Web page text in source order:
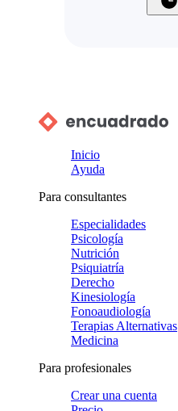
Inicio
Ayuda
Para consultantes
Especialidades
Psicología
Nutrición
Psiquiatría
Derecho
Kinesiología
Fonoaudiología
Terapias Alternativas
Medicina
Para profesionales
Crear una cuenta